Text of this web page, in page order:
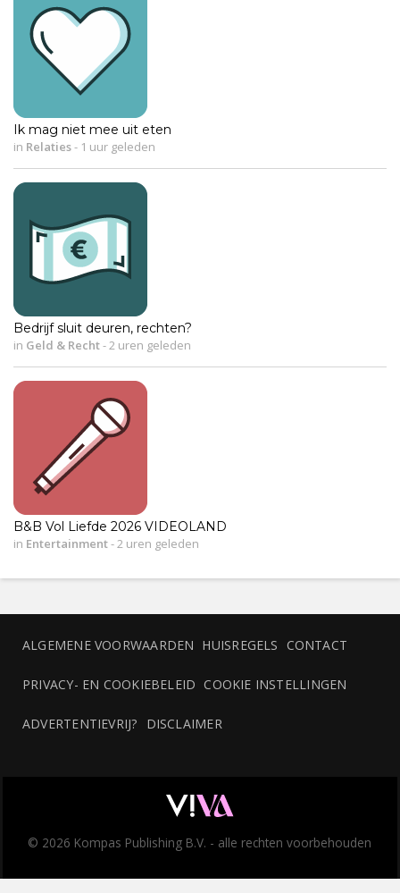
Ik mag niet mee uit eten
in Relaties- 1 uur geleden
Bedrijf sluit deuren, rechten?
in Geld & Recht- 2 uren geleden
B&B Vol Liefde 2026 VIDEOLAND
in Entertainment- 2 uren geleden
ALGEMENE VOORWAARDEN HUISREGELS CONTACT
PRIVACY- EN COOKIEBELEID COOKIE INSTELLINGEN
ADVERTENTIEVRIJ? DISCLAIMER
© 2026 Kompas Publishing B.V. - alle rechten voorbehouden